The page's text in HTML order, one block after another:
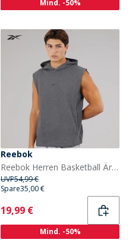
Mind. -50%
Reebok
Reebok Herren Basketball Ärmellose Kapuzenpullover Dark Heather Grey
UVP54,99 €
Spare35,00 €
Current
19,99 €
Mind. -50%